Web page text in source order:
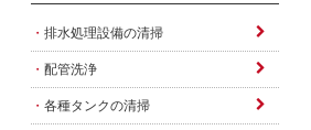
排水処理設備の清掃
配管洗浄
各種タンクの清掃